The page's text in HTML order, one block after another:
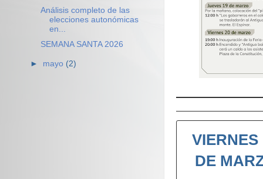
VIERNES
DE
Análisis completo de las
elecciones autonómicas
en...
SEMANA SANTA 2026
► mayo (2)